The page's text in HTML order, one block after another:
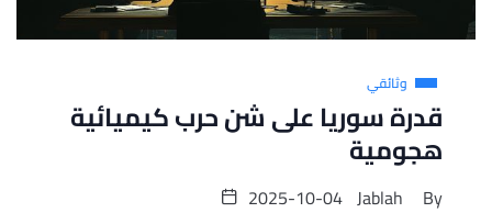
وثائقي
قدرة سوريا على شن حرب كيميائية
هجومية
By
Jablah
2025-10-04